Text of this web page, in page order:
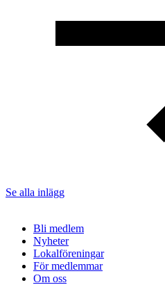
Se alla inlägg
Bli medlem
Nyheter
Lokalföreningar
För medlemmar
Om oss